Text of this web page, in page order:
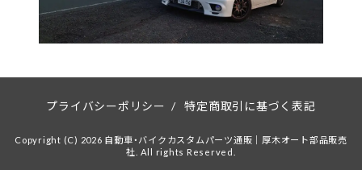
プライバシーポリシー / 特定商取引に基づく表記
Copyright (C) 2026 自動車・バイクカスタムパーツ通販｜厚木オート部品販売
社. All rights Reserved.